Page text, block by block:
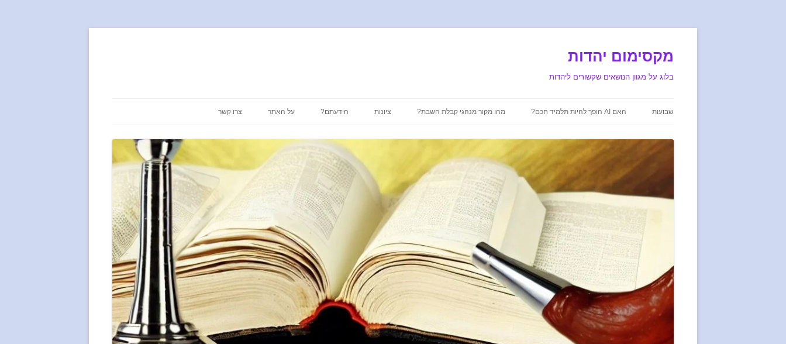
מקסימום יהדות
בלוג על מגוון הנושאים שקשורים ליהדות
לתוכן
שבועות האם AI הופך להיות תלמיד חכם? מהו מקור מנהגי קבלת השבת? ציונות הידעתם? על האתר צרו קשר